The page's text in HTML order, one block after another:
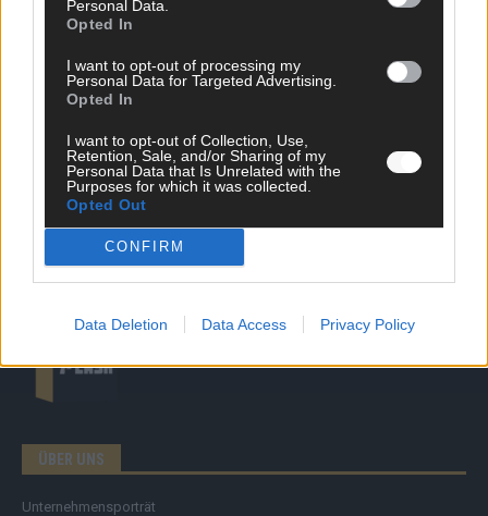
Personal Data.
Opted In
I want to opt-out of processing my
Personal Data for Targeted Advertising.
Opted In
I want to opt-out of Collection, Use,
Retention, Sale, and/or Sharing of my
Personal Data that Is Unrelated with the
Purposes for which it was collected.
Opted Out
CONFIRM
Data Deletion Data Access Privacy Policy
DIREKT ZUM THEMA
Politik & Co
Money Matters
Brainpower
Specials
Meinung
Streams & Storys
Eurovision
ÜBER UNS
Unternehmensporträt